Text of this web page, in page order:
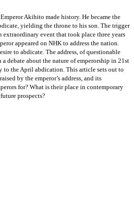
Akihito made history. He became the
yielding the throne to his son. The trigger
extraordinary event that took place three years
appeared on NHK to address the nation.
to abdicate. The address, of questionable
debate about the nature of emperorship in 21st
to the April abdication. This article sets out to
by the emperor’s address, and its
for? What is their place in contemporary
prospects?